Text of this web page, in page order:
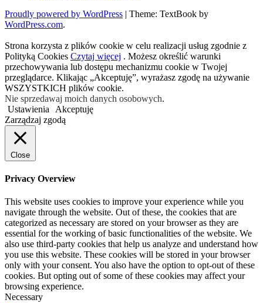
Proudly powered by WordPress | Theme: TextBook by
WordPress.com.
Strona korzysta z plików cookie w celu realizacji usług zgodnie z
Polityką Cookies Czytaj więcej . Możesz określić warunki
przechowywania lub dostępu mechanizmu cookie w Twojej
przeglądarce. Klikając „Akceptuję”, wyrażasz zgodę na używanie
WSZYSTKICH plików cookie.
Nie sprzedawaj moich danych osobowych.
Ustawienia
Akceptuję
Zarządzaj zgodą
Close
Privacy Overview
This website uses cookies to improve your experience while you
navigate through the website. Out of these, the cookies that are
categorized as necessary are stored on your browser as they are
essential for the working of basic functionalities of the website. We
also use third-party cookies that help us analyze and understand how
you use this website. These cookies will be stored in your browser
only with your consent. You also have the option to opt-out of these
cookies. But opting out of some of these cookies may affect your
browsing experience.
Necessary